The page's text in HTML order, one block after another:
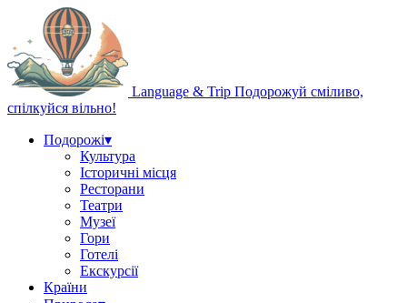
Language & Trip Подорожуй сміливо,
спілкуйся вільно!
Подорожі▾
Культура
Історичні місця
Ресторани
Театри
Музеї
Гори
Готелі
Екскурсії
Країни